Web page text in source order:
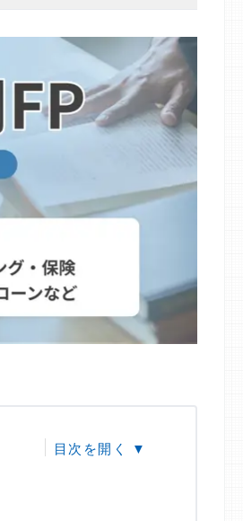
拠なくPRするものではなく、当
保した情報提供を行っていま